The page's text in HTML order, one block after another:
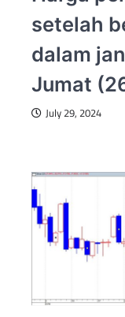
setelah
dalam
Jumat
July 29, 2024